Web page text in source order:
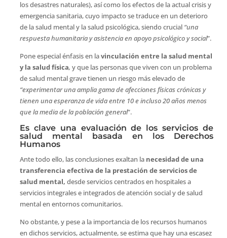
los desastres naturales), así como los efectos de la actual crisis y
emergencia sanitaria, cuyo impacto se traduce en un deterioro
de la salud mental y la salud psicológica, siendo crucial “una
respuesta humanitaria y asistencia en apoyo psicológico y social”.
Pone especial énfasis en lavinculación entre la salud mental
y la salud física, y que las personas que viven con un problema
de salud mental grave tienen un riesgo más elevado de
“experimentar una amplia gama de afecciones físicas crónicas y
tienen una esperanza de vida entre 10 e incluso 20 años menos
que la media de la población general”.
Es clave una evaluación de los servicios de
salud mental basada en los Derechos
Humanos
Ante todo ello, las conclusiones exaltan la necesidad de una
transferencia efectiva de la prestación de servicios de
salud mental, desde servicios centrados en hospitales a
servicios integrales e integrados de atención social y de salud
mental en entornos comunitarios.
No obstante, y pese a la importancia de los recursos humanos
en dichos servicios, actualmente, se estima que hay una escasez